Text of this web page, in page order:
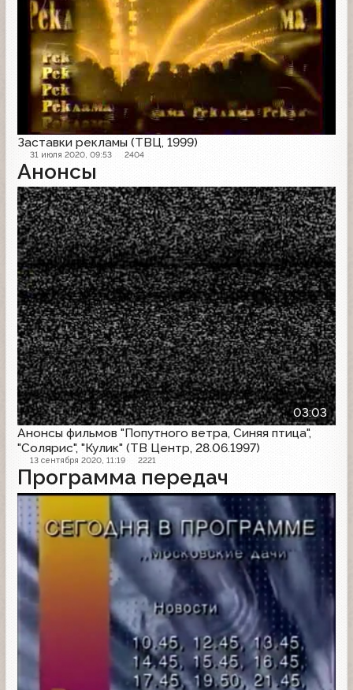
Заставки рекламы (ТВЦ, 1999)
31 июля 2020, 09:53 2404
Анонсы
03:03
Анонсы фильмов "Попутного ветра, Синяя птица",
"Солярис", "Кулик" (ТВ Центр, 28.06.1997)
13 сентября 2020, 11:19 2221
Анонс
Программа передач
Другое